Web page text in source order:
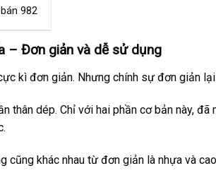
tại
580,000 ₫.
982
– Đơn giản và dễ sử dụng
kì đơn giản. Nhưng chính sự đơn giản
thân dép. Chỉ với hai phần cơ bản này,
cũng khác nhau từ đơn giản là nhựa và